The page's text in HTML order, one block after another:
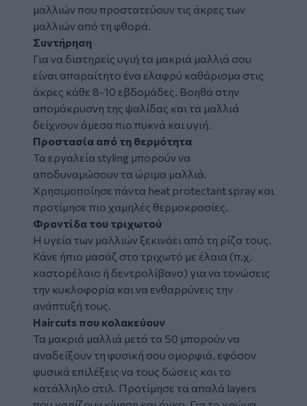
μαλλιών που προστατεύουν τις άκρες των
μαλλιών από τη φθορά.
Συντήρηση
Για να διατηρείς υγιή τα μακριά μαλλιά σου
είναι απαραίτητο ένα ελαφρύ καθάρισμα στις
άκρες κάθε 8-10 εβδομάδες. Βοηθά στην
απομάκρυσνη της ψαλίδας και τα μαλλιά
δείχνουν άμεσα πιο πυκνά και υγιή.
Προστασία από τη θερμότητα
Τα εργαλεία styling μπορούν να
αποδυναμώσουν τα ώριμα μαλλιά.
Χρησιμοποίησε πάντα heat protectant spray και
προτίμησε πιο χαμηλές θερμοκρασίες.
Φροντίδα του τριχωτού
Η υγεία των μαλλιών ξεκινάει από τη ρίζα τους.
Κάνε ήπιο μασάζ στο τριχωτό με έλαια (π.χ.
καστορέλαιο ή δεντρολίβανο) για να τονώσεις
την κυκλοφορία και να ενθαρρύνεις την
ανάπτυξή τους.
Haircuts που κολακεύουν
Τα μακριά μαλλιά μετά τα 50 μπορούν να
αναδείξουν τη φυσική σου ομορφιά, εφόσον
φυσικά επιλέξεις να τους δώσεις και το
κατάλληλο στιλ. Προτίμησε τα απαλά layers